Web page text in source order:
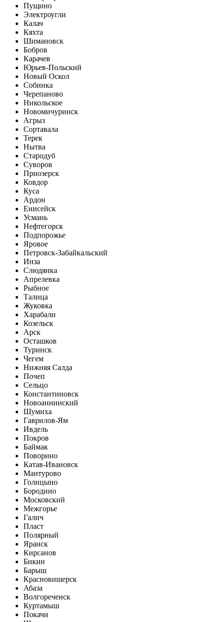
Пущино
Электроугли
Калач
Кяхта
Шимановск
Бобров
Карачев
Юрьев-Польский
Новый Оскол
Собинка
Черепаново
Никольское
Новомичуринск
Агрыз
Сортавала
Терек
Нытва
Стародуб
Суворов
Приозерск
Ковдор
Куса
Ардон
Енисейск
Усмань
Нефтегорск
Подпорожье
Яровое
Петровск-Забайкальский
Инза
Слюдянка
Апрелевка
Рыбное
Талица
Жуковка
Харабали
Козельск
Арск
Осташков
Туринск
Чегем
Нижняя Салда
Почеп
Сельцо
Константиновск
Новоаннинский
Шумиха
Гаврилов-Ям
Ивдель
Покров
Баймак
Поворино
Катав-Ивановск
Мантурово
Голицыно
Бородино
Московский
Межгорье
Галич
Пласт
Полярный
Яранск
Кирсанов
Бикин
Барыш
Красновишерск
Абаза
Волгореченск
Куртамыш
Покачи